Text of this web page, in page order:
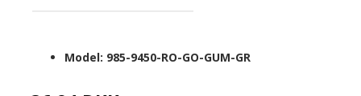
Model: 985-9450-RO-GO-GUM-GR